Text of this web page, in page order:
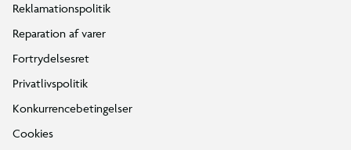
Reklamationspolitik
Reparation af varer
Fortrydelsesret
Privatlivspolitik
Konkurrencebetingelser
Cookies